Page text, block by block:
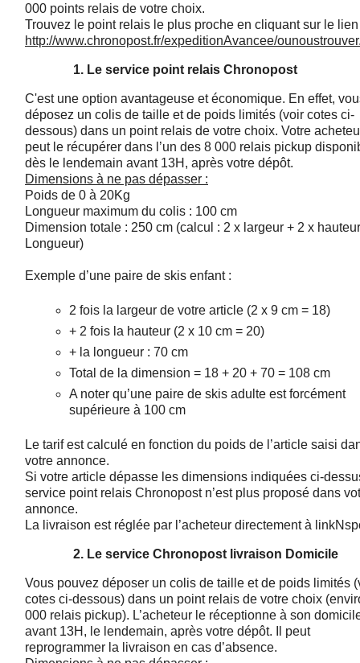
000 points relais de votre choix.
Trouvez le point relais le plus proche en cliquant sur le
http://www.chronopost.fr/expeditionAvancee/
1. Le service point relais Chronopost
C'est une option avantageuse et économique. En effet,
déposez un colis de taille et de poids limités (voir cotes ci-
dessous) dans un point relais de votre choix. Votre
peut le récupérer dans l’un des 8 000 relais pickup
dès le lendemain avant 13H, après votre dépôt.
Dimensions à ne pas dépasser :
Poids de 0 à 20Kg
Longueur maximum du colis : 100 cm
Dimension totale : 250 cm (calcul : 2 x largeur + 2 x
Longueur)
Exemple d’une paire de skis enfant :
2 fois la largeur de votre article (2 x 9 cm = 18)
+ 2 fois la hauteur (2 x 10 cm = 20)
+ la longueur : 70 cm
Total de la dimension = 18 + 20 + 70 = 108 cm
A noter qu’une paire de skis adulte est forcément
supérieure à 100 cm
Le tarif est calculé en fonction du poids de l’article saisi
votre annonce.
Si votre article dépasse les dimensions indiquées ci-
service point relais Chronopost n’est plus proposé dans
annonce.
La livraison est réglée par l’acheteur directement à
2. Le service Chronopost livraison Domicile
Vous pouvez déposer un colis de taille et de poids limités
cotes ci-dessous) dans un point relais de votre choix
000 relais pickup). L’acheteur le réceptionne à son
avant 13H, le lendemain, après votre dépôt. Il peut
reprogrammer la livraison en cas d’absence.